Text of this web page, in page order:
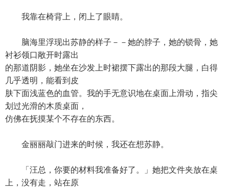
我靠在椅背上，闭上了眼睛。
脑海里浮现出苏静的样子－－她的脖子，她的锁骨，她
衬衫领口敞开时露出
的那道阴影，她坐在沙发上时裙摆下露出的那段大腿，白得
几乎透明，能看到皮
肤下面浅蓝色的血管。我的手无意识地在桌面上滑动，指尖
划过光滑的木质桌面，
仿佛在抚摸某个不存在的东西。
金丽丽敲门进来的时候，我还在想苏静。
「汪总，你要的材料我准备好了。」她把文件夹放在桌
上，没有走，站在原